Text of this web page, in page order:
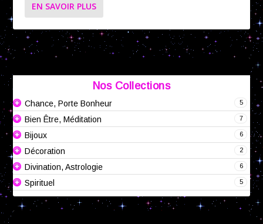
EN SAVOIR PLUS
Nos Collections
5
Chance, Porte Bonheur
7
Bien Être, Méditation
6
Bijoux
2
Décoration
6
Divination, Astrologie
5
Spirituel